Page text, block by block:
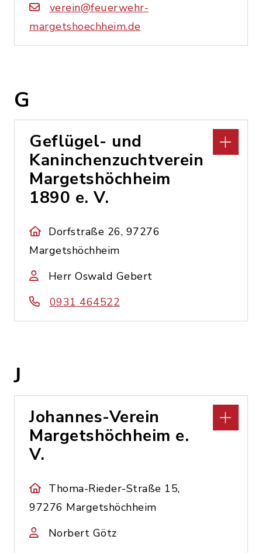
verein@feuerwehr-
margetshoechheim.de
G
Geflügel- und
Kaninchenzuchtverein
Margetshöchheim
1890 e. V.
Dorfstraße 26, 97276
Margetshöchheim
Herr Oswald Gebert
0931 464522
J
Johannes-Verein
Margetshöchheim e.
V.
Thoma-Rieder-Straße 15,
97276 Margetshöchheim
Norbert Götz